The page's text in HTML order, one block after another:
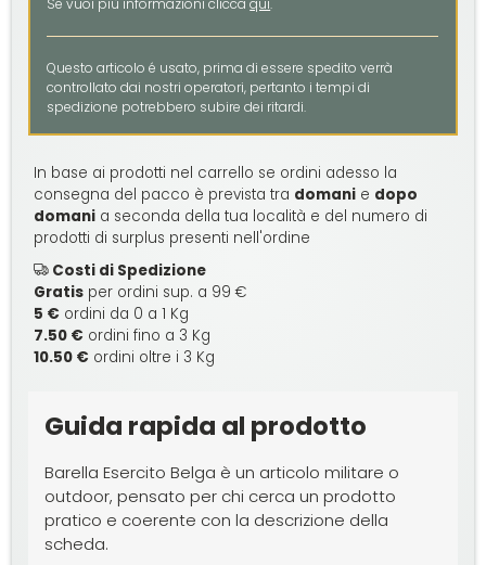
Questo articolo é usato, prima di essere spedito verrà
controllato dai nostri operatori, pertanto i tempi di
spedizione potrebbero subire dei ritardi.
In base ai prodotti nel carrello se ordini adesso la
consegna del pacco è prevista tra domani e dopo
domani a seconda della tua località e del numero di
prodotti di surplus presenti nell'ordine
Costi di Spedizione
Gratis per ordini sup. a 99 €
5 € ordini da 0 a 1 Kg
7.50 € ordini fino a 3 Kg
10.50 € ordini oltre i 3 Kg
Guida rapida al prodotto
Barella Esercito Belga è un articolo militare o
outdoor, pensato per chi cerca un prodotto
pratico e coerente con la descrizione della
scheda.